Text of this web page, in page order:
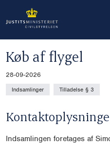
Køb af flygel
28-09-2026
Indsamlinger Tilladelse § 3
Indsamlingen foretages af